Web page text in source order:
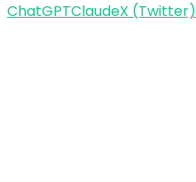
ChatGPTClaudeX (Twitter)